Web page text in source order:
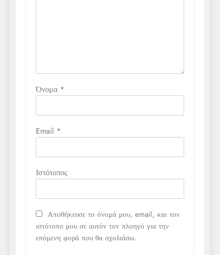
Όνομα *
Email *
Ιστότοπος
Αποθήκευσε το όνομά μου, email, και τον
ιστότοπο μου σε αυτόν τον πλοηγό για την
επόμενη φορά που θα σχολιάσω.